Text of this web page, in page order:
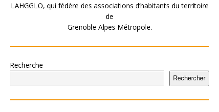
LAHGGLO, qui fédère des associations d’habitants du territoire
de
Grenoble Alpes Métropole.
Recherche
Rechercher